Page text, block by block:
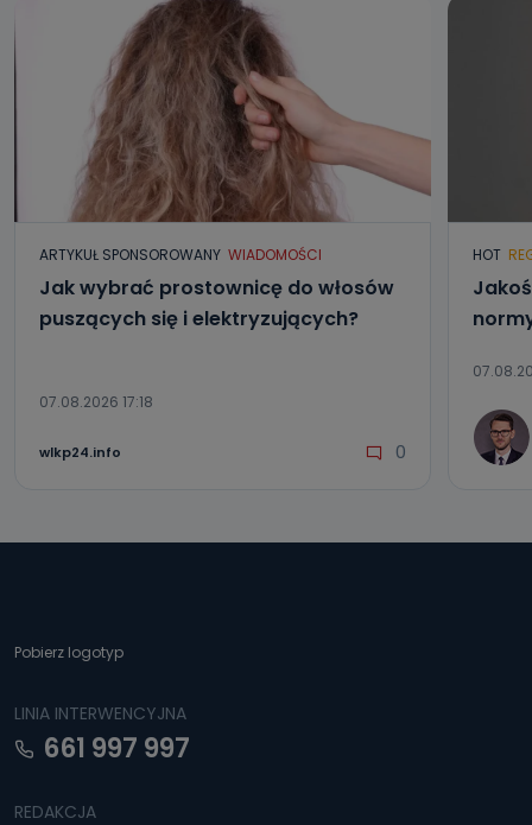
Można to zrobić pod numerem telefonu 62 735-51-05 lub
e-mailowo pod adresem: poczta@tvproart.pl
ARTYKUŁ SPONSOROWANY WIADOMOŚCI
Jak wybrać prostownicę do włosów
puszących się i elektryzujących?
07.08.2026 17:18
wlkp24.info 0
HOT
Pobierz logotyp
LINIA INTERWENCYJNA
661 997 997
REDAKCJA